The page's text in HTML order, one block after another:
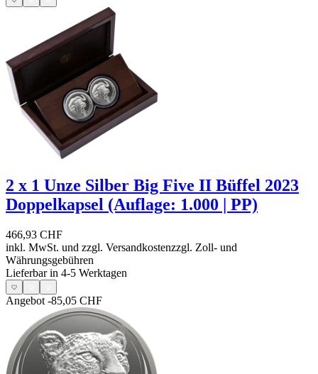
2 x 1 Unze Silber Big Five II Büffel 2023
Doppelkapsel (Auflage: 1.000 | PP)
466,93 CHF
inkl. MwSt. und zzgl. Versandkostenzzgl. Zoll- und
Währungsgebühren
Lieferbar in 4-5 Werktagen
Angebot -85,05 CHF